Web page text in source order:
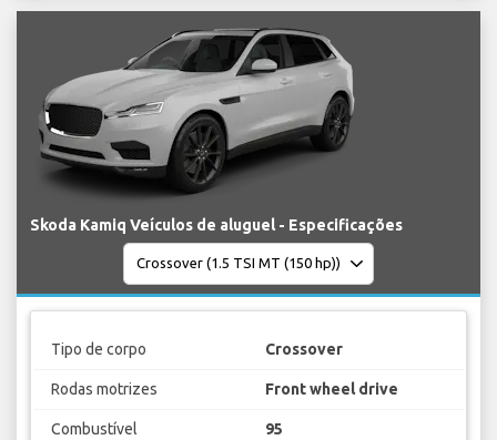
Skoda Kamiq Veículos de aluguel - Especificações
Tipo de corpo Crossover
Rodas motrizes Front wheel drive
Combustível 95